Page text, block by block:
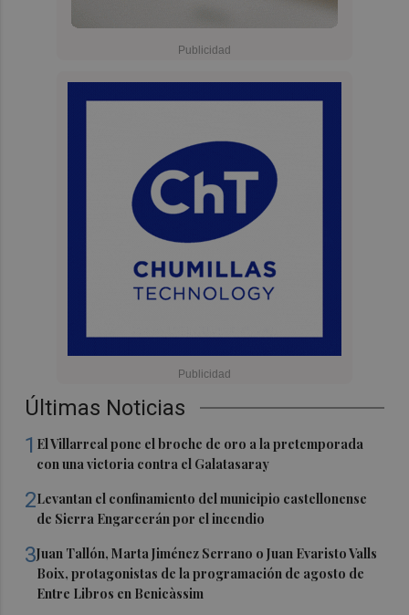
Últimas Noticias
1 El Villarreal pone el broche de oro a la pretemporada
con una victoria contra el Galatasaray
2Levantan el confinamiento del municipio castellonense
de Sierra Engarcerán por el incendio
3Juan Tallón, Marta Jiménez Serrano o Juan Evaristo Valls
Boix, protagonistas de la programación de agosto de
Entre Libros en Benicàssim